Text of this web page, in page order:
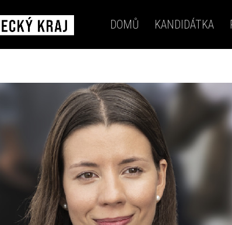
DOMŮ KANDIDÁTKA